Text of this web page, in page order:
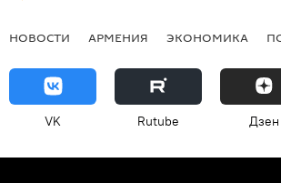
НОВОСТИ АРМЕНИЯ ЭКОНОМИКА
VK Rutube Дзен